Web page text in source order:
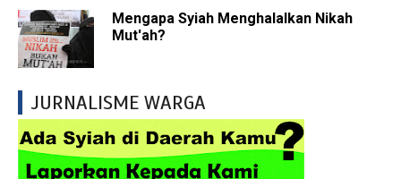
Mengapa Syiah Menghalalkan Nikah
Mut'ah?
JURNALISME WARGA